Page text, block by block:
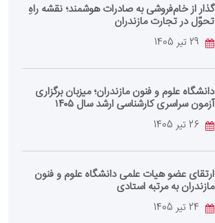
گذار از خام‌فروشی به صادرات هوشمند؛ نقشه راهِ
تحوّل در تجارت مازندران
دانشگاه علوم و فنون مازندران؛ میزبان برگزاری
آزمون سراسری کارشناسی‌ ارشد سال ۱۴۰۵
ارتقای عضو هیات علمی دانشگاه علوم و فنون
مازندران به مرتبه استادی